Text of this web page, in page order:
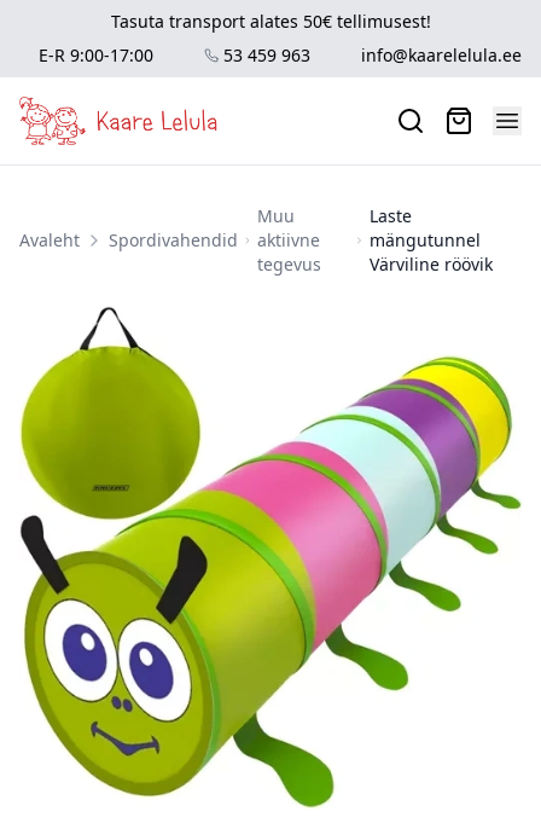
Tasuta transport alates 50€ tellimusest!
E-R 9:00-17:00
53 459 963 info@kaarelelula.ee
Avaleht Spordivahendid
Muu
aktiivne
tegevus
Laste
mängutunnel
Värviline röövik